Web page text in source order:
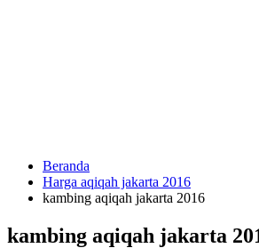
HUBUNGI
KAMI
Beranda
Harga aqiqah jakarta 2016
kambing aqiqah jakarta 2016
kambing aqiqah jakarta